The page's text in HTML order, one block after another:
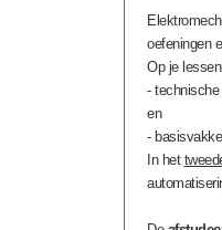
oefeningen
Op je
-
en
-
In het